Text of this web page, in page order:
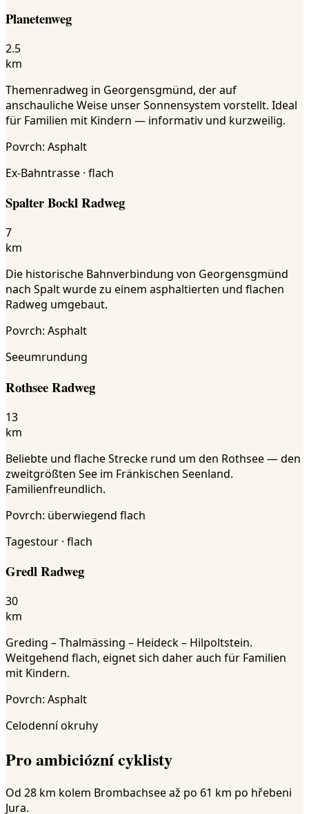
Planetenweg
2.5
km
Themenradweg in Georgensgmünd, der auf
anschauliche Weise unser Sonnensystem vorstellt. Ideal
für Familien mit Kindern — informativ und kurzweilig.
Povrch: Asphalt
Ex-Bahntrasse · flach
Spalter Bockl Radweg
7
km
Die historische Bahnverbindung von Georgensgmünd
nach Spalt wurde zu einem asphaltierten und flachen
Radweg umgebaut.
Povrch: Asphalt
Seeumrundung
Rothsee Radweg
13
km
Beliebte und flache Strecke rund um den Rothsee — den
zweitgrößten See im Fränkischen Seenland.
Familienfreundlich.
Povrch: überwiegend flach
Tagestour · flach
Gredl Radweg
30
km
Greding – Thalmässing – Heideck – Hilpoltstein.
Weitgehend flach, eignet sich daher auch für Familien
mit Kindern.
Povrch: Asphalt
Celodenní okruhy
Pro ambiciózní cyklisty
Od 28 km kolem Brombachsee až po 61 km po hřebeni
Jura.